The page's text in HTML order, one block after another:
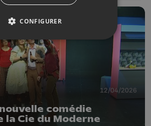
12/04/2026
comédie
la Cie du Moderne
CONFIGURER